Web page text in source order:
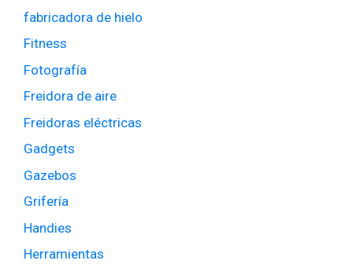
fabricadora de hielo
Fitness
Fotografía
Freidora de aire
Freidoras eléctricas
Gadgets
Gazebos
Grifería
Handies
Herramientas